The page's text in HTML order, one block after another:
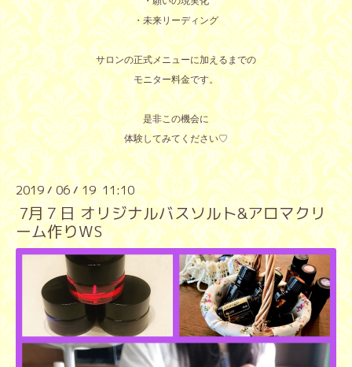
・未来リーディング
サロンの正式メニューに加えるまでの
モニター料金です。
是非この機会に
体験してみてください♡
2019 /06/19 11:10
7月７日 オリジナルバスソルト&アロマクリ
ーム作りWS